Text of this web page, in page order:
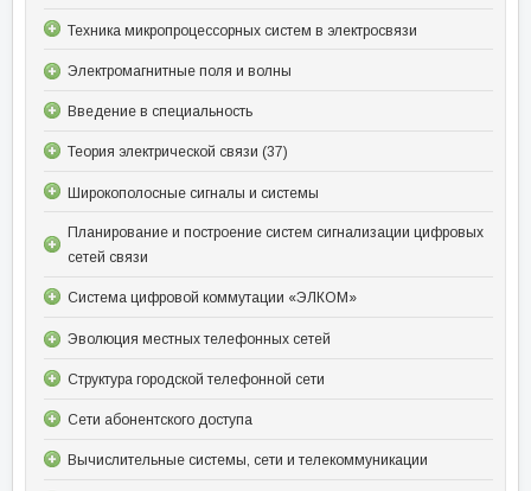
Техника микропроцессорных систем в электросвязи
Электромагнитные поля и волны
Введение в специальность
Теория электрической связи (37)
Широкополосные сигналы и системы
Планирование и построение систем сигнализации цифровых
сетей связи
Система цифровой коммутации «ЭЛКОМ»
Эволюция местных телефонных сетей
Структура городской телефонной сети
Сети абонентского доступа
Вычислительные системы, сети и телекоммуникации